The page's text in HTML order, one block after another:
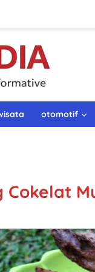
otomotif
Cokelat